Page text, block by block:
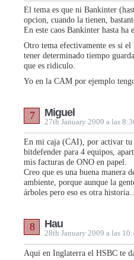
El tema es que ni Bankinter
opcion, cuando la tienen,
En este caos Bankinter hasta
Otro tema efectivamente es si
tener determinado tiempo
que es ridiculo.
Yo en la CAM por ejemplo
Miguel
27th January 2009 a las
7
En mi caja (CAI), por activar tu
bitdefender para 4 equipos,
mis facturas de ONO en papel.
Creo que es una buena manera
ambiente, porque aunque la
árboles pero eso es otra
Hau
28th January 2009 a las
8
Aqui en Inglaterra el HSBC te